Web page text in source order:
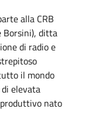
alla CRB
Borsini), ditta
di radio e
il mondo
elevata
nato